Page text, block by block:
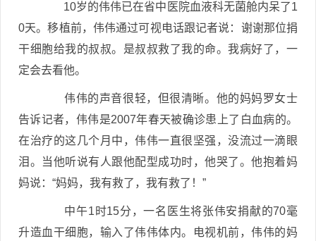
10岁的伟伟已在省中医院血液科无菌舱内呆了1
0天。移植前，伟伟通过可视电话跟记者说：谢谢那位捐
干细胞给我的叔叔。是叔叔救了我的命。我病好了，一
定会去看他。
伟伟的声音很轻，但很清晰。他的妈妈罗女士
告诉记者，伟伟是2007年春天被确诊患上了白血病的。
在治疗的这几个月中，伟伟一直很坚强，没流过一滴眼
泪。当他听说有人跟他配型成功时，他哭了。他抱着妈
妈说：“妈妈，我有救了，我有救了！”
中午1时15分，一名医生将张伟安捐献的70毫
升造血干细胞，输入了伟伟体内。电视机前，伟伟的妈